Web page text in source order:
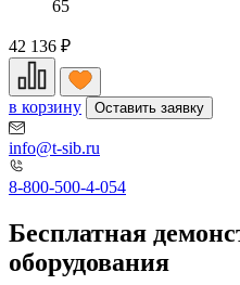
65
42 136 ₽
в корзину Оставить заявку
info@t-sib.ru
8-800-500-4-054
Бесплатная
оборудования